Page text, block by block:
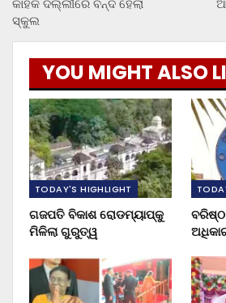
କାହିଁକି ଦିଲ୍ଲୀରେ ବନ୍ଦ ହେଲା
ସ୍କୁଲ
YOU MIGHT ALSO
TODAY'S HIGHLIGHT
ଗଜପତି ବିକାଶ ରୋଡମ୍ୟାପ୍‌କୁ
ମିଳିଲା ଗୁରୁତ୍ୱ